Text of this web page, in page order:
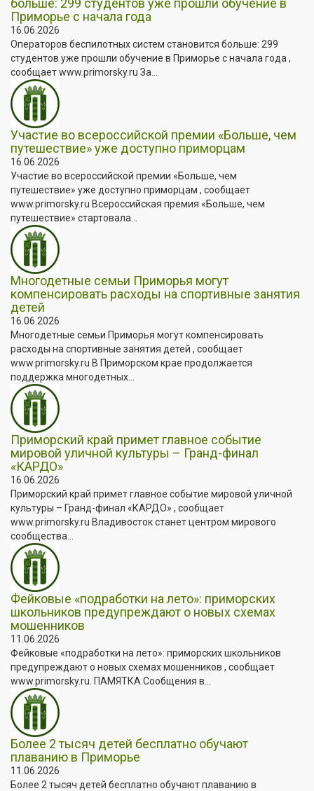
больше: 299 студентов уже прошли обучение в
Приморье с начала года
16.06.2026
Операторов беспилотных систем становится больше: 299
студентов уже прошли обучение в Приморье с начала года ,
сообщает www.primorsky.ru За...
Участие во всероссийской премии «Больше, чем
путешествие» уже доступно приморцам
16.06.2026
Участие во всероссийской премии «Больше, чем
путешествие» уже доступно приморцам , сообщает
www.primorsky.ru Всероссийская премия «Больше, чем
путешествие» стартовала...
Многодетные семьи Приморья могут
компенсировать расходы на спортивные занятия
детей
16.06.2026
Многодетные семьи Приморья могут компенсировать
расходы на спортивные занятия детей , сообщает
www.primorsky.ru В Приморском крае продолжается
поддержка многодетных...
Приморский край примет главное событие
мировой уличной культуры – Гранд-финал
«КАРДО»
16.06.2026
Приморский край примет главное событие мировой уличной
культуры – Гранд-финал «КАРДО» , сообщает
www.primorsky.ru Владивосток станет центром мирового
сообщества...
Фейковые «подработки на лето»: приморских
школьников предупреждают о новых схемах
мошенников
11.06.2026
Фейковые «подработки на лето»: приморских школьников
предупреждают о новых схемах мошенников , сообщает
www.primorsky.ru. ПАМЯТКА Сообщения в...
Более 2 тысяч детей бесплатно обучают
плаванию в Приморье
11.06.2026
Более 2 тысяч детей бесплатно обучают плаванию в